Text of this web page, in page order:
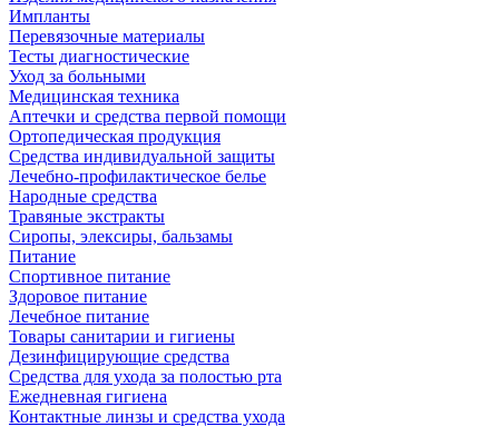
Импланты
Перевязочные материалы
Тесты диагностические
Уход за больными
Медицинская техника
Аптечки и средства первой помощи
Ортопедическая продукция
Средства индивидуальной защиты
Лечебно-профилактическое белье
Народные средства
Травяные экстракты
Сиропы, элексиры, бальзамы
Питание
Спортивное питание
Здоровое питание
Лечебное питание
Товары санитарии и гигиены
Дезинфицирующие средства
Средства для ухода за полостью рта
Ежедневная гигиена
Контактные линзы и средства ухода